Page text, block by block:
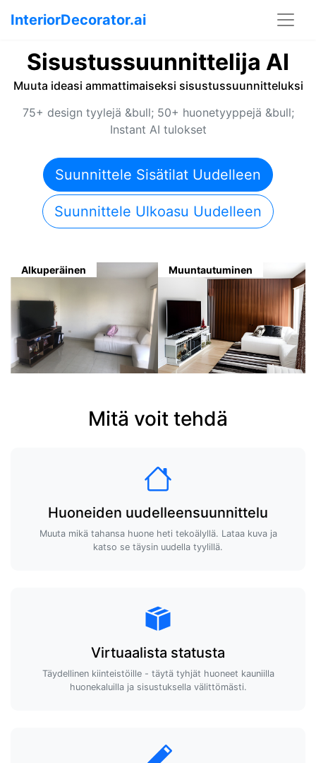
InteriorDecorator.ai
Sisustussuunnittelija AI
Muuta ideasi ammattimaiseksi sisustussuunnitteluksi
75+ design tyylejä &bull; 50+ huonetyyppejä &bull;
Instant AI tulokset
Suunnittele Sisätilat Uudelleen
Suunnittele Ulkoasu Uudelleen
Alkuperäinen Muuntautuminen
Mitä voit tehdä
Huoneiden uudelleensuunnittelu
Muuta mikä tahansa huone heti tekoälyllä. Lataa kuva ja
katso se täysin uudella tyylillä.
Virtuaalista statusta
Täydellinen kiinteistöille - täytä tyhjät huoneet kauniilla
huonekaluilla ja sisustuksella välittömästi.